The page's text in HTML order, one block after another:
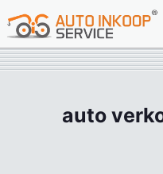
auto